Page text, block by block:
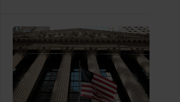
hun baan, inkomen en toekomst, aldus
de grootste vakbond van Nederland.